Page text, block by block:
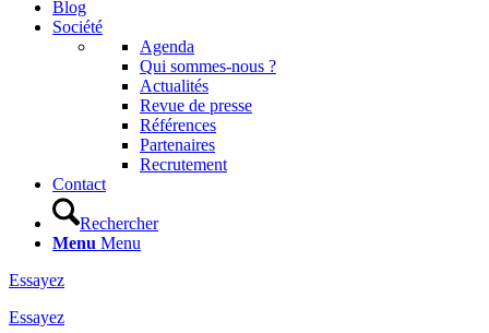
Blog
Société
Agenda
Qui sommes-nous ?
Actualités
Revue de presse
Références
Partenaires
Recrutement
Contact
Rechercher
Menu Menu
Essayez
Essayez